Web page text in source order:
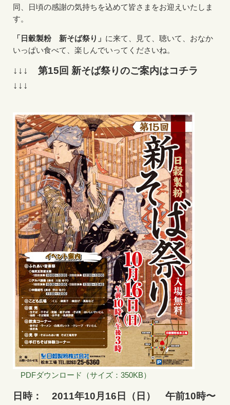
同、日頃の感謝の気持ちを込めて皆さまをお迎えいたしま
す。
「日穀製粉 新そば祭り」 に来て、見て、聴いて、おなか
いっぱい食べて、楽しんでいってくださいね。
↓↓↓ 第15回 新そば祭りのご案内はコチラ
↓↓↓
PDFダウンロード（サイズ：350KB）
日時： 2011年10月16日（日） 午前10時〜